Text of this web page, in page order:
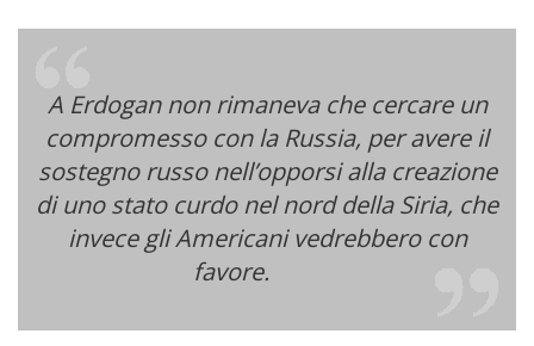
A Erdogan non rimaneva che cercare un
compromesso con la Russia, per avere il
sostegno russo nell’opporsi alla creazione
di uno stato curdo nel nord della Siria, che
invece gli Americani vedrebbero con
favore.